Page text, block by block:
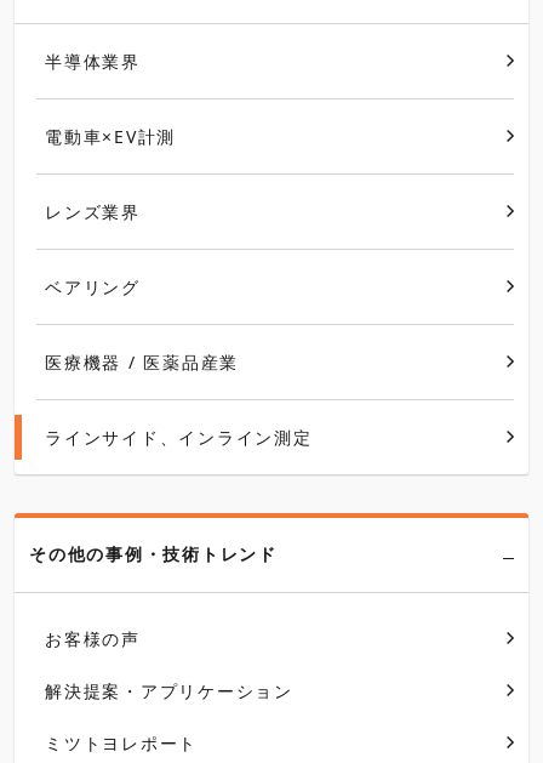
半導体業界
電動車×EV計測
レンズ業界
ベアリング
医療機器 / 医薬品産業
ラインサイド、インライン測定
その他の事例・技術トレンド
お客様の声
解決提案・アプリケーション
ミツトヨレポート